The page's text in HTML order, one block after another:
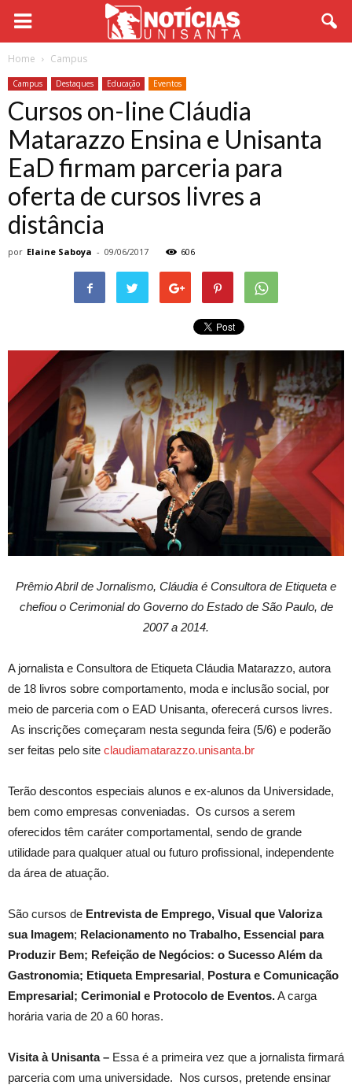
Home Campus
Campus Destaques Educação Eventos
Cursos on-line Cláudia
Matarazzo Ensina e Unisanta
EaD firmam parceria para
oferta de cursos livres a
distância
por Elaine Saboya - 09/06/2017 606
Prêmio Abril de Jornalismo, Cláudia é Consultora de Etiqueta e
chefiou o Cerimonial do Governo do Estado de São Paulo, de
2007 a 2014.
A jornalista e Consultora de Etiqueta Cláudia Matarazzo, autora
de 18 livros sobre comportamento, moda e inclusão social, por
meio de parceria com o EAD Unisanta, oferecerá cursos livres.
As inscrições começaram nesta segunda feira (5/6) e poderão
ser feitas pelo site claudiamatarazzo.unisanta.br
Terão descontos especiais alunos e ex-alunos da Universidade,
bem como empresas conveniadas. Os cursos a serem
oferecidos têm caráter comportamental, sendo de grande
utilidade para qualquer atual ou futuro profissional, independente
da área de atuação.
São cursos de Entrevista de Emprego, Visual que Valoriza
sua Imagem; Relacionamento no Trabalho, Essencial para
Produzir Bem; Refeição de Negócios: o Sucesso Além da
Gastronomia; Etiqueta Empresarial, Postura e Comunicação
Empresarial; Cerimonial e Protocolo de Eventos.A carga
horária varia de 20 a 60 horas.
Visita à Unisanta – Essa é a primeira vez que a jornalista firmará
parceria com uma universidade. Nos cursos, pretende ensinar